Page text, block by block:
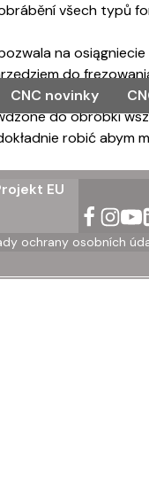
CNC novinky
všech typů
na
do
do obróbki
robić abym
EU
ochrany osobních